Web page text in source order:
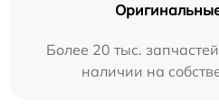
Более 20 тыс.
наличии на